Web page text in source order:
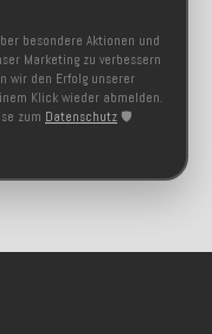
besondere Aktionen und
Marketing zu verbessern
wir den Erfolg unserer
Klick wieder abmelden.
zum Datenschutz 🛡️